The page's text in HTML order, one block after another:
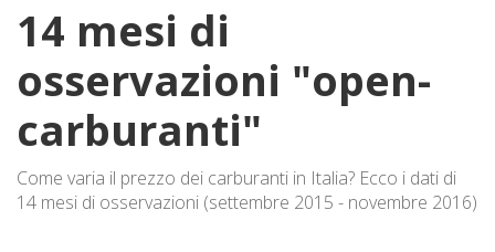
14 mesi di
osservazioni "open-
carburanti"
Come varia il prezzo dei carburanti in Italia? Ecco i dati di
14 mesi di osservazioni (settembre 2015 - novembre 2016)